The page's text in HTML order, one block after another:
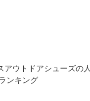
アウトドアシューズの人
ンキング